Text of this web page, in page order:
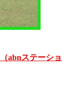
abnステーショ